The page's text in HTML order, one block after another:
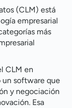
de los
(CLM) está
empresarial
más
CLM en
un software que
y negociación
Esa